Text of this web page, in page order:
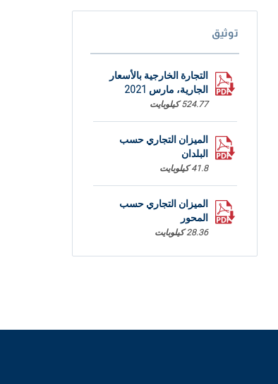
توثيق
التجارة الخارجية بالأسعار
الجارية، مارس 2021
524.77 كيلوبايت
الميزان التجاري حسب
البلدان
41.8 كيلوبايت
الميزان التجاري حسب
المحور
28.36 كيلوبايت